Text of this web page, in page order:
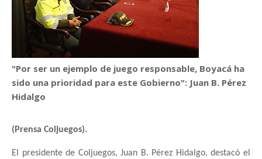
"Por ser un ejemplo de juego responsable, Boyacá ha
sido una prioridad para este Gobierno": Juan B. Pérez
Hidalgo
(Prensa Coljuegos).
El presidente de Coljuegos, Juan B. Pérez Hidalgo, destacó el